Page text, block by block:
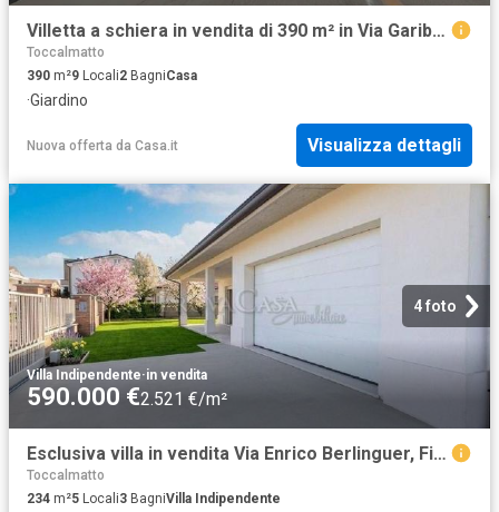
Villetta a schiera in vendita di 390 m² in Via Garibaldi
Toccalmatto
390 m²9 Locali2 BagniCasa
·Giardino
Nuova offerta da Casa.it Visualizza dettagli
4 foto
Villa Indipendente·in vendita
590.000 €2.521 €/m²
Esclusiva villa in vendita Via Enrico Berlinguer, Fidenza, Emilia Romagna
Toccalmatto
234 m²5 Locali3 BagniVilla Indipendente